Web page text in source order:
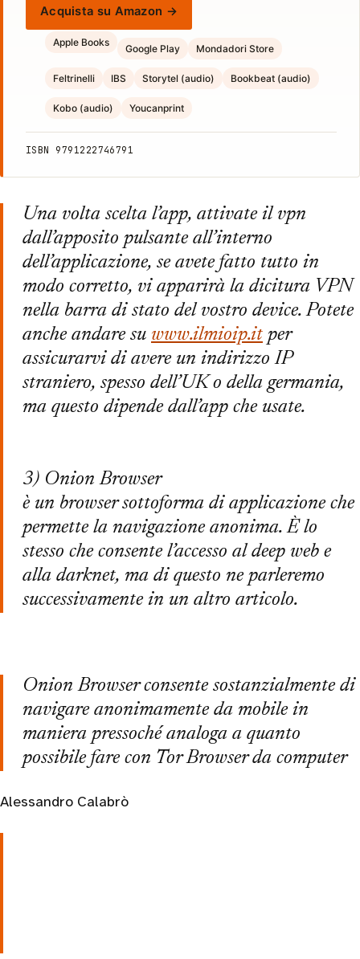
Acquista su Amazon →
Apple Books
Google Play Mondadori Store
Feltrinelli IBS Storytel (audio) Bookbeat (audio)
Kobo (audio) Youcanprint
ISBN 9791222746791
Una volta scelta l’app, attivate il vpn
dall’apposito pulsante all’interno
dell’applicazione, se avete fatto tutto in
modo corretto, vi apparirà la dicitura VPN
nella barra di stato del vostro device. Potete
anche andare su www.ilmioip.it per
assicurarvi di avere un indirizzo IP
straniero, spesso dell’UK o della germania,
ma questo dipende dall’app che usate.
3) Onion Browser
è un browser sottoforma di applicazione che
permette la navigazione anonima. È lo
stesso che consente l’accesso al deep web e
alla darknet, ma di questo ne parleremo
successivamente in un altro articolo.
Onion Browser consente sostanzialmente di
navigare anonimamente da mobile in
maniera pressoché analoga a quanto
possibile fare con Tor Browser da computer
Alessandro Calabrò